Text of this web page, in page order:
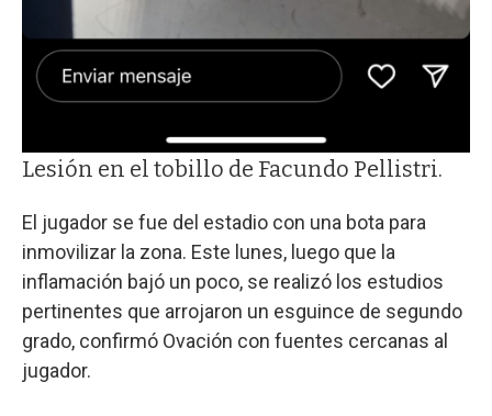
Lesión en el tobillo de Facundo Pellistri.
El jugador se fue del estadio con una bota para
inmovilizar la zona. Este lunes, luego que la
inflamación bajó un poco, se realizó los estudios
pertinentes que arrojaron un esguince de segundo
grado, confirmó Ovación con fuentes cercanas al
jugador.